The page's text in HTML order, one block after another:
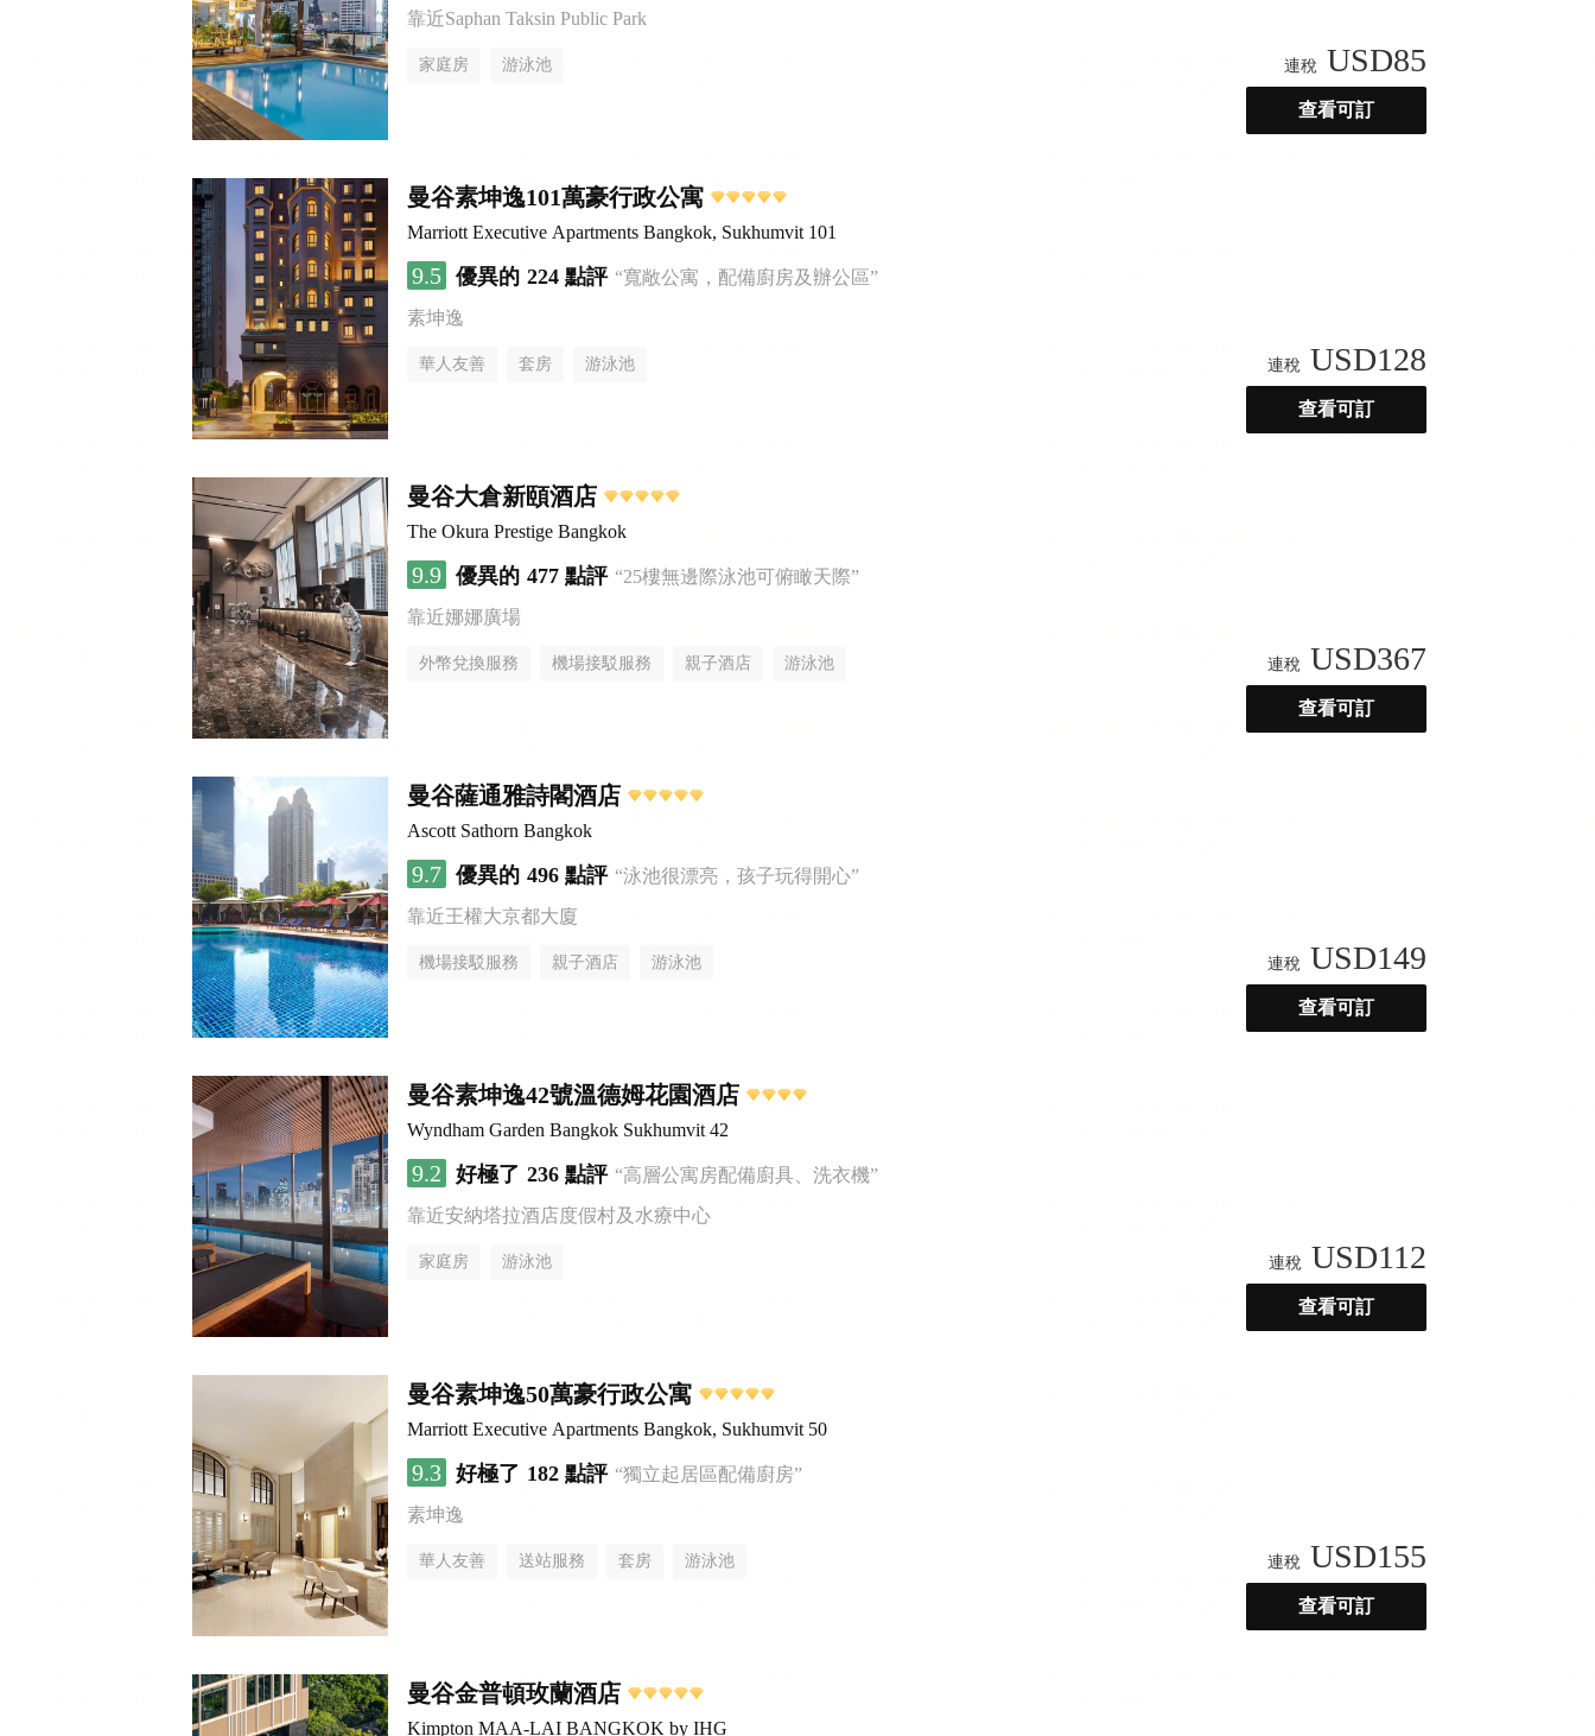
靠近Saphan Taksin Public Park
家庭房 游泳池 連稅 USD85
查看可訂
曼谷素坤逸101萬豪行政公寓
Marriott Executive Apartments Bangkok, Sukhumvit 101
9.5 優異的 224 點評 “寬敞公寓，配備廚房及辦公區”
素坤逸
華人友善 套房 游泳池 連稅 USD128
查看可訂
曼谷大倉新頤酒店
The Okura Prestige Bangkok
9.9 優異的 477 點評 “25樓無邊際泳池可俯瞰天際”
靠近娜娜廣場
外幣兌換服務 機場接駁服務 親子酒店 游泳池 連稅 USD367
查看可訂
曼谷薩通雅詩閣酒店
Ascott Sathorn Bangkok
9.7 優異的 496 點評 “泳池很漂亮，孩子玩得開心”
靠近王權大京都大廈
機場接駁服務 親子酒店 游泳池 連稅 USD149
查看可訂
曼谷素坤逸42號溫德姆花園酒店
Wyndham Garden Bangkok Sukhumvit 42
9.2 好極了 236 點評 “高層公寓房配備廚具、洗衣機”
靠近安納塔拉酒店度假村及水療中心
家庭房 游泳池 連稅 USD112
查看可訂
曼谷素坤逸50萬豪行政公寓
Marriott Executive Apartments Bangkok, Sukhumvit 50
9.3 好極了 182 點評 “獨立起居區配備廚房”
素坤逸
華人友善 送站服務 套房 游泳池 連稅 USD155
查看可訂
曼谷金普頓玫蘭酒店
Kimpton MAA-LAI BANGKOK by IHG